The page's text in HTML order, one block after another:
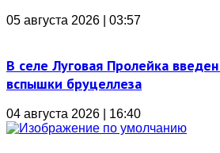
05 августа 2026 | 03:57
В селе Луговая Пролейка
вспышки бруцеллеза
04 августа 2026 | 16:40